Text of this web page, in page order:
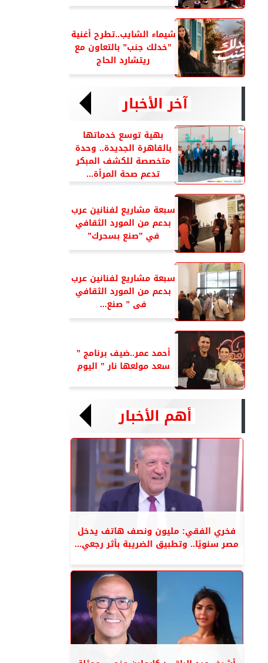
شيماء الشايب..تطرح أغنية
”خدلك جنب” بالتعاون مع
ريتشارد الحاج
آخر الأخبار
بهية توسع خدماتها
بالقاهرة الجديدة.. وحدة
متخصصة للكشف المبكر
تدعم صحة المرأة...
سبعة مشاريع لفنانين عرب
بدعم من المورد الثقافي
في ”صنع بسحرك”
سبعة مشاريع لفنانين عرب
بدعم من المورد الثقافي
فى ” صنع...
أحمد عمر..ضيف برنامج ”
سعد مولعها نار ” اليوم
أهم الأخبار
فخري الفقي: مليون ونصف هاتف يدخل
مصر سنويًا.. وتطبيق الضريبة بأثر رجعي...